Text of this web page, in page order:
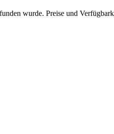
wurde. Preise und